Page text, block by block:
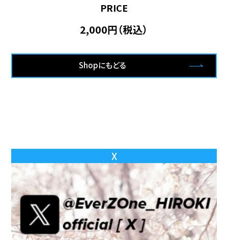
PRICE
2,000円（税込）
Shopにもどる
X